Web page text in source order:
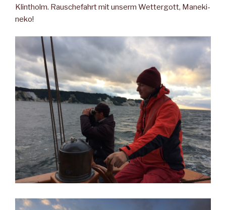
Klintholm. Rauschefahrt mit unserm Wettergott, Maneki-
neko!